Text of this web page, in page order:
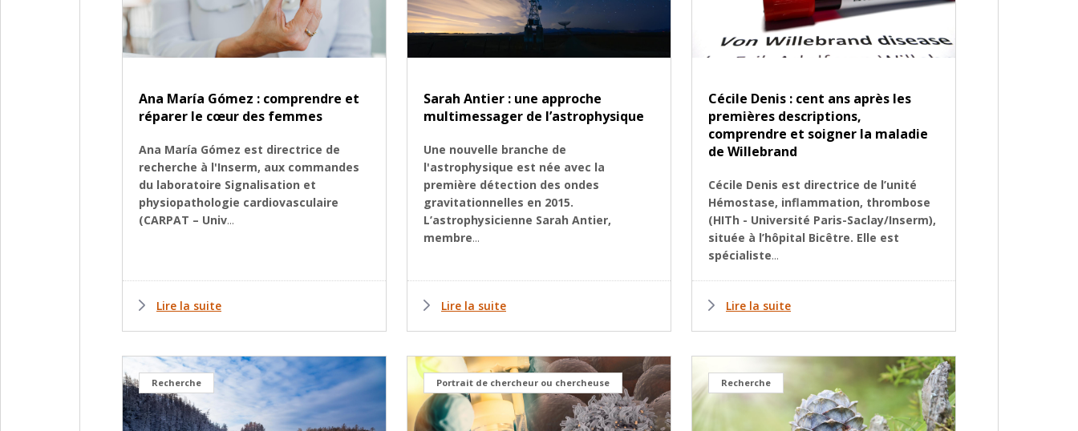
Ana María Gómez : comprendre et
réparer le cœur des femmes
Ana María Gómez est directrice de
recherche à l'Inserm, aux commandes
du laboratoire Signalisation et
physiopathologie cardiovasculaire
(CARPAT – Univ...
Lire la suite
Sarah Antier : une approche
multimessager de l’astrophysique
Une nouvelle branche de
l'astrophysique est née avec la
première détection des ondes
gravitationnelles en 2015.
L’astrophysicienne Sarah Antier,
membre...
Lire la suite
Cécile Denis : cent ans après les
premières descriptions,
comprendre et soigner la maladie
de Willebrand
Cécile Denis est directrice de l’unité
Hémostase, inflammation, thrombose
(HITh - Université Paris-Saclay/Inserm),
située à l’hôpital Bicêtre. Elle est
spécialiste...
Lire la suite
Recherche Portrait de chercheur ou chercheuse Recherche